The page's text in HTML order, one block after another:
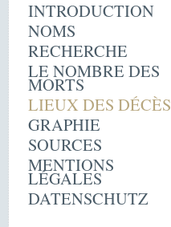
INTRODUCTION
NOMS
RECHERCHE
LE NOMBRE DES
MORTS
LIEUX DES DÉCÈS
GRAPHIE
SOURCES
MENTIONS
LÉGALES
DATENSCHUTZ